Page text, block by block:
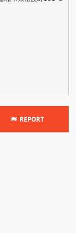
REPORT